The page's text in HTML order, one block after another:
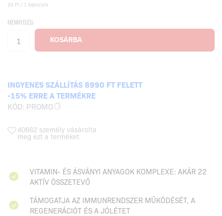
33 Ft / 1 kapszula
MENNYISÉG:
INGYENES SZÁLLÍTÁS 8990 FT FELETT
-15% ERRE A TERMÉKRE
KÓD: PROMO
40662 személy vásárolta
meg ezt a terméket
VITAMIN- ÉS ÁSVÁNYI ANYAGOK KOMPLEXE: AKÁR 22
AKTÍV ÖSSZETEVŐ
TÁMOGATJA AZ IMMUNRENDSZER MŰKÖDÉSÉT, A
REGENERÁCIÓT ÉS A JÓLÉTET